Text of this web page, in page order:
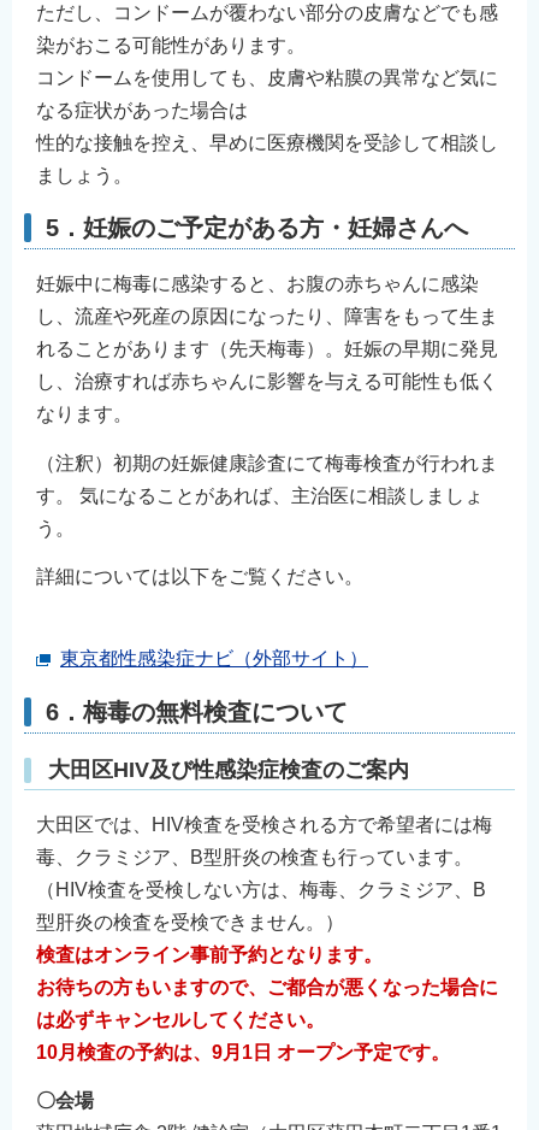
ただし、コンドームが覆わない部分の皮膚などでも感
染がおこる可能性があります。
コンドームを使用しても、皮膚や粘膜の異常など気に
なる症状があった場合は
性的な接触を控え、早めに医療機関を受診して相談し
ましょう。
5．妊娠のご予定がある方・妊婦さんへ
妊娠中に梅毒に感染すると、お腹の赤ちゃんに感染
し、流産や死産の原因になったり、障害をもって生ま
れることがあります（先天梅毒）。妊娠の早期に発見
し、治療すれば赤ちゃんに影響を与える可能性も低く
なります。
（注釈）初期の妊娠健康診査にて梅毒検査が行われま
す。 気になることがあれば、主治医に相談しましょ
う。
詳細については以下をご覧ください。
東京都性感染症ナビ（外部サイト）
6．梅毒の無料検査について
大田区HIV及び性感染症検査のご案内
大田区では、HIV検査を受検される方で希望者には梅
毒、クラミジア、B型肝炎の検査も行っています。
（HIV検査を受検しない方は、梅毒、クラミジア、B
型肝炎の検査を受検できません。）
検査はオンライン事前予約となります。
お待ちの方もいますので、ご都合が悪くなった場合に
は必ずキャンセルしてください。
10月検査の予約は、9月1 日 オープン予定です。
〇会場